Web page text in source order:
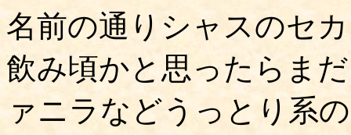
名前の通りシャスのセ
飲み頃かと思ったらま
ァニラなどうっとり系